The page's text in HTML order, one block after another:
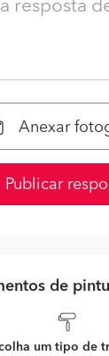
Anexar
Publicar
de
um tipo de